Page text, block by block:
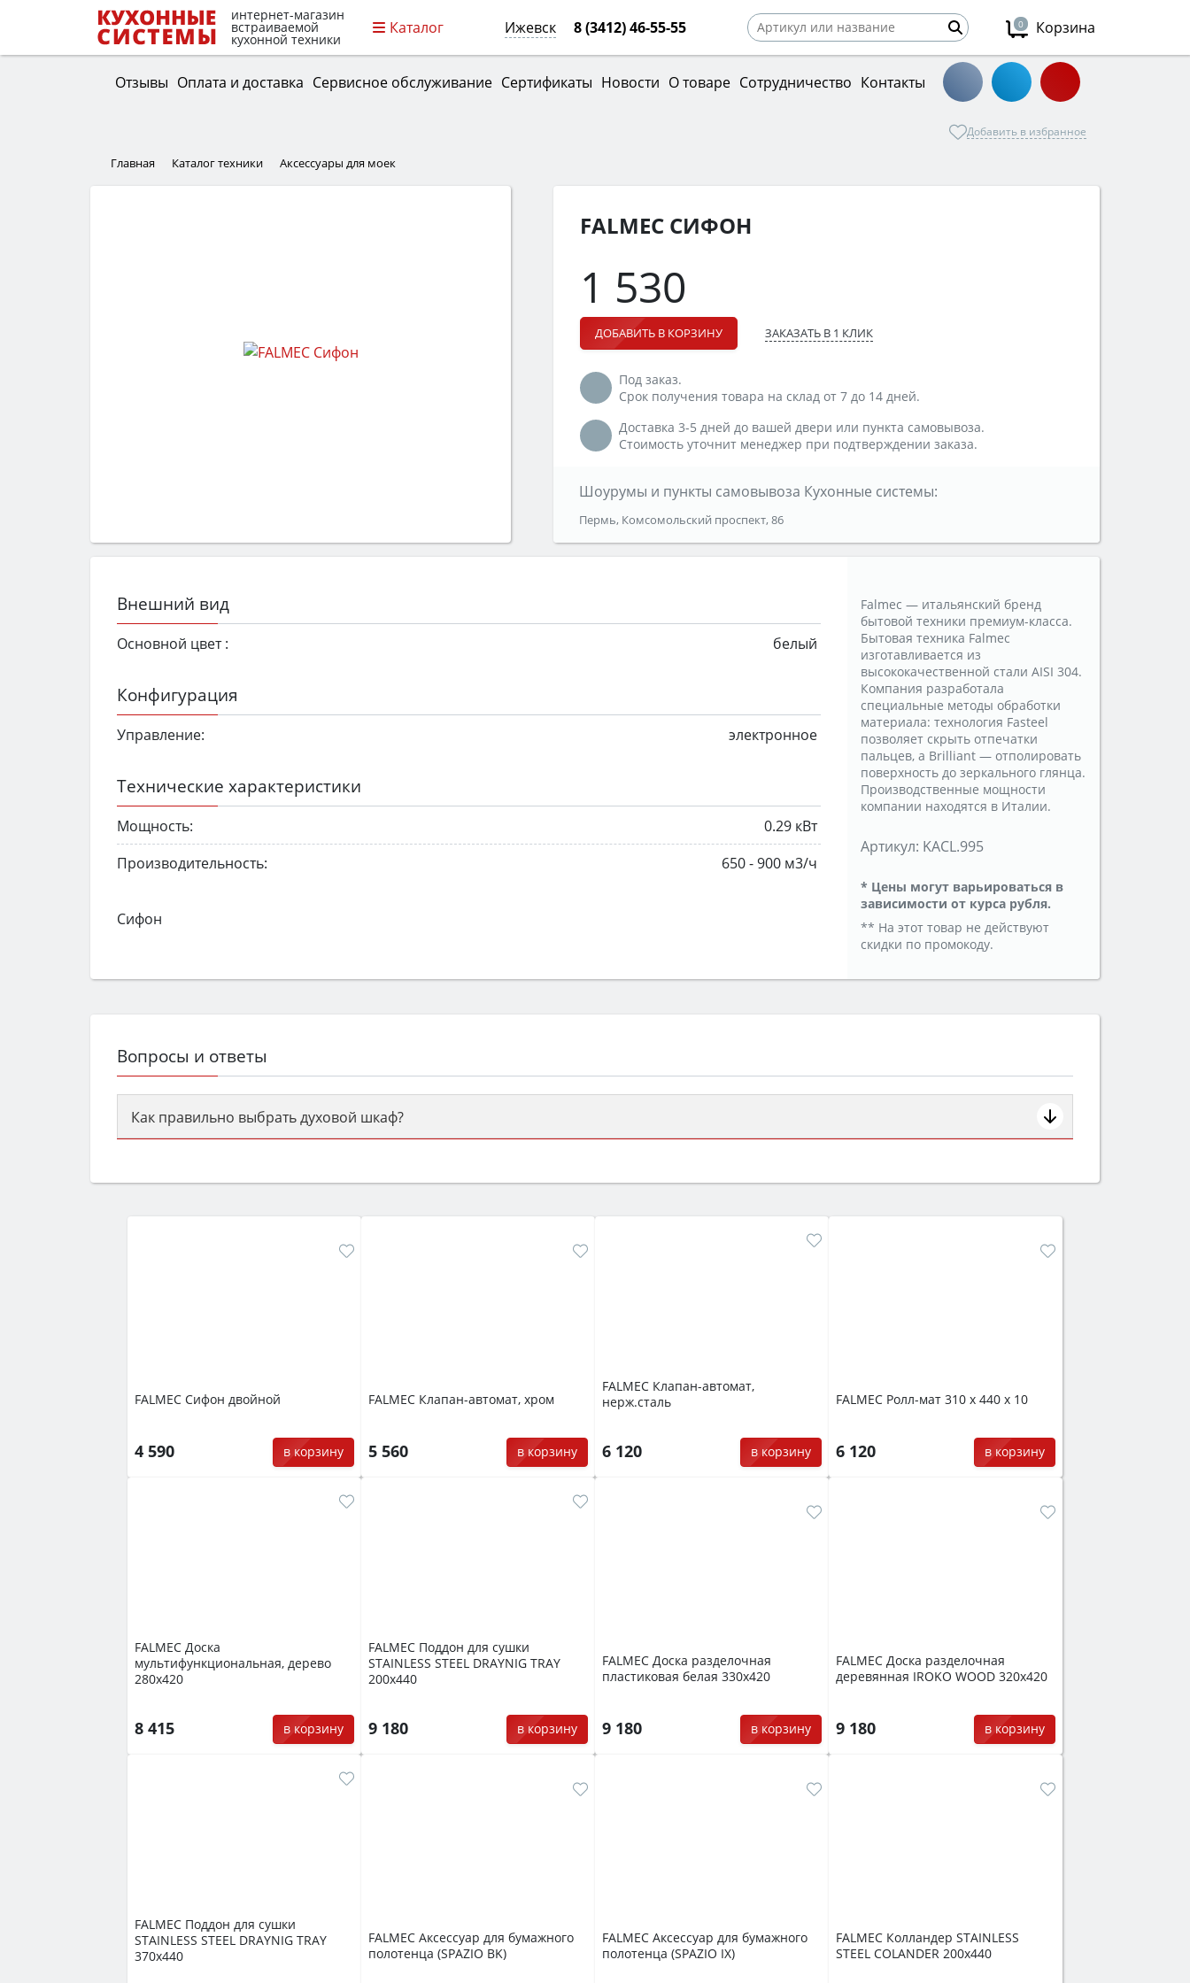
интернет-магазин
встраиваемой
кухонной техники
Каталог Ижевск 8 (3412) 46-55-55 0 Корзина
Отзывы Оплата и доставка Сервисное обслуживание Сертификаты Новости О товаре Сотрудничество Контакты
Добавить в избранное
Главная Каталог техники Аксессуары для моек
FALMEC СИФОН
1 530
ДОБАВИТЬ В КОРЗИНУ ЗАКАЗАТЬ В 1 КЛИК
Под заказ.
Срок получения товара на склад от 7 до 14 дней.
Доставка 3-5 дней до вашей двери или пункта самовывоза.
Стоимость уточнит менеджер при подтверждении заказа.
Шоурумы и пункты самовывоза Кухонные системы:
Пермь, Комсомольский проспект, 86
Внешний вид
Основной цвет : белый
Конфигурация
Управление: электронное
Технические характеристики
Мощность:
0.29 кВт
Производительность:
650 - 900 м3/ч
Сифон
Falmec — итальянский бренд
бытовой техники премиум-класса.
Бытовая техника Falmec
изготавливается из
высококачественной стали AISI 304.
Компания разработала
специальные методы обработки
материала: технология Fasteel
позволяет скрыть отпечатки
пальцев, а Brilliant — отполировать
поверхность до зеркального глянца.
Производственные мощности
компании находятся в Италии.
Артикул: KACL.995
* Цены могут варьироваться в
зависимости от курса рубля.
** На этот товар не действуют
скидки по промокоду.
Вопросы и ответы
Как правильно выбрать духовой шкаф?
семьи, класс энергопотребления не ниже A и нужные функции (конвекция, гриль, самоочистка, защита от детей).
FALMEC Сифон двойной
4 590 в корзину
FALMEC Клапан-автомат, хром
5 560 в корзину
FALMEC Клапан-автомат,
нерж.сталь
6 120 в корзину
FALMEC Ролл-мат 310 x 440 x 10
6 120 в корзину
FALMEC Доска
мультифункциональная, дерево
280х420
8 415 в корзину
FALMEC Поддон для сушки
STAINLESS STEEL DRAYNIG TRAY
200х440
9 180 в корзину
FALMEC Доска разделочная
пластиковая белая 330х420
9 180 в корзину
FALMEC Доска разделочная
деревянная IROKO WOOD 320х420
9 180 в корзину
FALMEC Поддон для сушки
STAINLESS STEEL DRAYNIG TRAY
370х440
FALMEC Аксессуар для бумажного
полотенца (SPAZIO BK)
FALMEC Аксессуар для бумажного
полотенца (SPAZIO IX)
FALMEC Колландер STAINLESS
STEEL COLANDER 200х440